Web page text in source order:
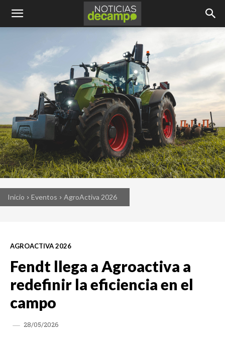
Inicio Eventos AgroActiva 2026
AGROACTIVA 2026
Fendt llega a Agroactiva a
redefinir la eficiencia en el
campo
28/05/2026